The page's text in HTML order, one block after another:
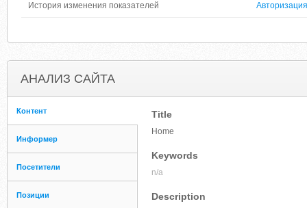
История изменения показателей Авторизация
АНАЛИЗ САЙТА
Контент
Информер
Посетители
Позиции
Title
Home
Keywords
n/a
Description